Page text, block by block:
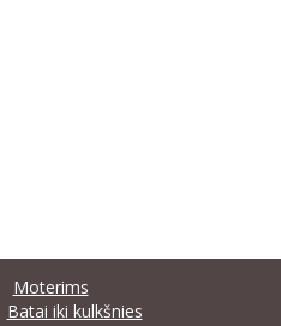
Moterims
Batai iki kulkšnies